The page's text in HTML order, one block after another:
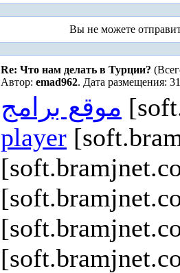
Вы не можете
Re: Что нам делать в Турции?
Автор: emad962. Дата размещения:
موقع برامج
player